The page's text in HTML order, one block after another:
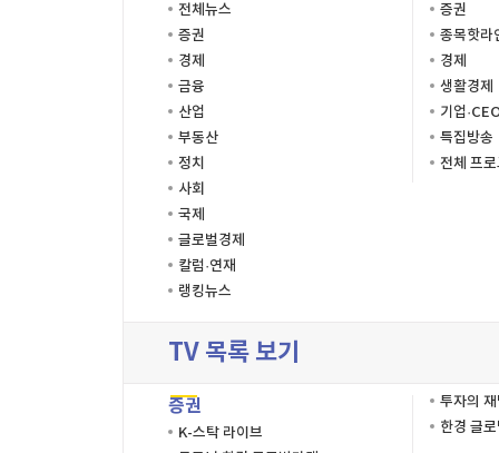
전체뉴스
증권
경제
금융
산업
부동산
정치
사회
국제
글로벌경제
칼럼·연재
랭킹뉴스
증권
종목핫라
경제
생활경제
기업
특집방송
전체 프
TV 목록 보기
증권
K-스탁 라이브
투자의
한경 글